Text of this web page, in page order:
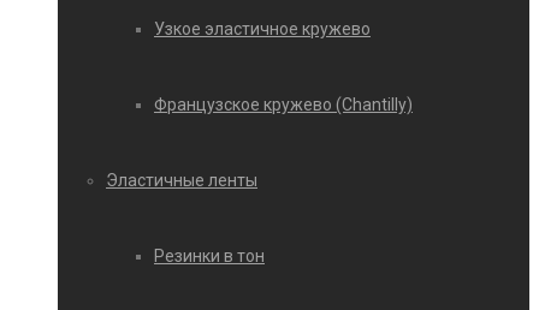
Узкое эластичное кружево
Французское кружево (Chantilly)
Эластичные ленты
Резинки в тон